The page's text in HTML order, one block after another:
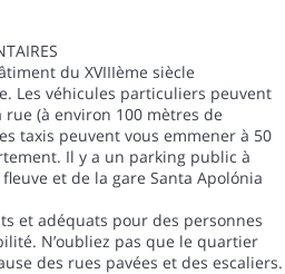
du XVIIIème siècle
Les véhicules particuliers peuvent
rue (à environ 100 mètres de
taxis peuvent vous emmener à 50
Il y a un parking public à
et de la gare Santa Apolónia
et adéquats pour des personnes
N’oubliez pas que le quartier
des rues pavées et des escaliers.